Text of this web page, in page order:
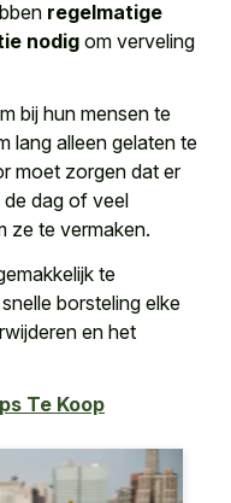
regelmatige
nodig om verveling
bij hun mensen te
lang alleen gelaten te
moet zorgen dat er
de dag of veel
ze te vermaken.
te
borsteling elke
en het
Te Koop